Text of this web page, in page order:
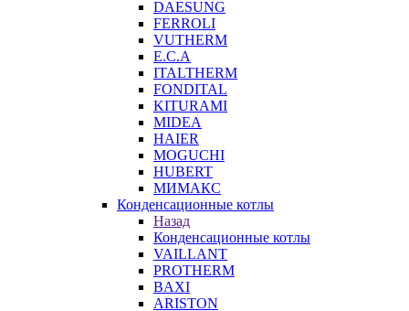
DAESUNG
FERROLI
VUTHERM
E.C.A
ITALTHERM
FONDITAL
KITURAMI
MIDEA
HAIER
MOGUCHI
HUBERT
МИМАКС
Конденсационные котлы
Назад
Конденсационные котлы
VAILLANT
PROTHERM
BAXI
ARISTON